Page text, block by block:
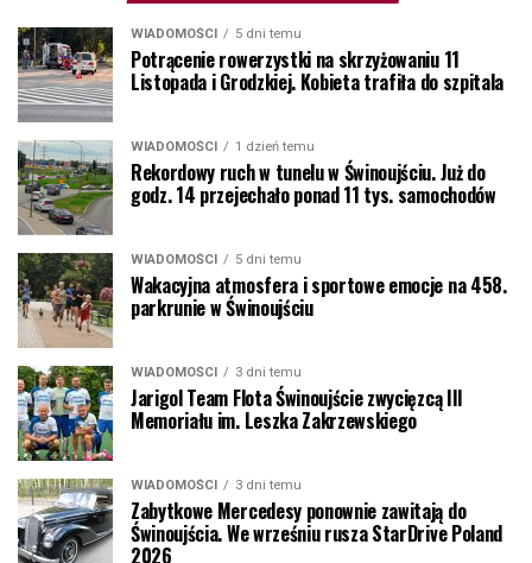
WIADOMOŚCI 5 dni temu
Potrącenie rowerzystki na skrzyżowaniu 11
Listopada i Grodzkiej. Kobieta trafiła do szpitala
WIADOMOŚCI 1 dzień temu
Rekordowy ruch w tunelu w Świnoujściu. Już do
godz. 14 przejechało ponad 11 tys. samochodów
WIADOMOŚCI 5 dni temu
Wakacyjna atmosfera i sportowe emocje na 458.
parkrunie w Świnoujściu
WIADOMOŚCI 3 dni temu
Jarigol Team Flota Świnoujście zwycięzcą III
Memoriału im. Leszka Zakrzewskiego
WIADOMOŚCI 3 dni temu
Zabytkowe Mercedesy ponownie zawitają do
Świnoujścia. We wrześniu rusza StarDrive Poland
2026